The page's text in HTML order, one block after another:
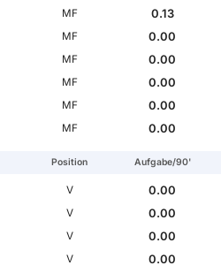
MF
0.13
MF
0.00
MF
0.00
MF
0.00
MF
0.00
MF 0.00
Position Aufgabe/90'
V
0.00
V
0.00
V
0.00
V
0.00